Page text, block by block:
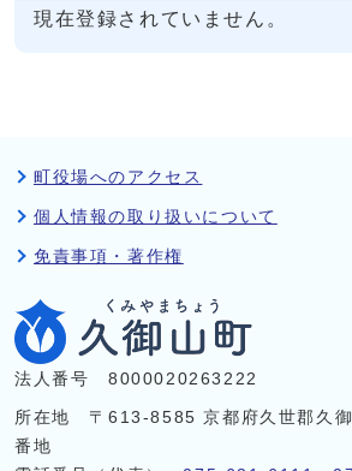
現在登録されていません。
町役場へのアクセス
個人情報の取り扱いについて
免責事項・著作権
法人番号 8000020263222
所在地 〒613-8585 京都府久世郡久御
番地